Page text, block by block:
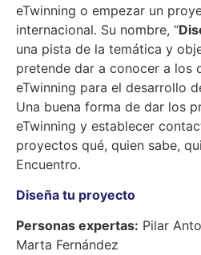
eTwinning o empezar un
internacional. Su nombre, “
una pista de la temática y
pretende dar a conocer a los
eTwinning para el desarrollo
Una buena forma de dar los
eTwinning y establecer
proyectos qué, quien sabe,
Encuentro.
Diseña tu proyecto
Personas expertas: Pilar
Marta Fernández